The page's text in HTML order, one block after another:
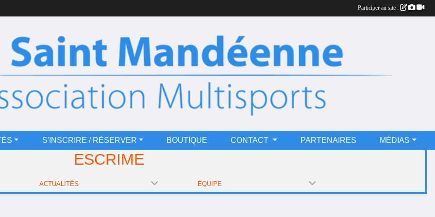
S'INSCRIRE / RÉSERVER BOUTIQUE CONTACT PARTENAIRES MÉDIAS
ESCRIME
ACTUALITÉS ÉQUIPE
Participer au site :